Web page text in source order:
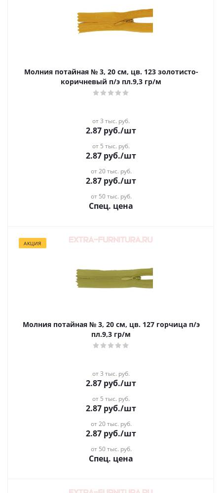
Молния потайная № 3, 20 см, цв. 123 золотисто-
коричневый п/э пл.9,3 гр/м
от 3 тыс. руб.
2.87 руб./шт
от 5 тыс. руб.
2.87 руб./шт
от 20 тыс. руб.
2.87 руб./шт
от 50 тыс. руб.
Спец. цена
АКЦИЯ
Молния потайная № 3, 20 см, цв. 127 горчица п/э
пл.9,3 гр/м
от 3 тыс. руб.
2.87 руб./шт
от 5 тыс. руб.
2.87 руб./шт
от 20 тыс. руб.
2.87 руб./шт
от 50 тыс. руб.
Спец. цена